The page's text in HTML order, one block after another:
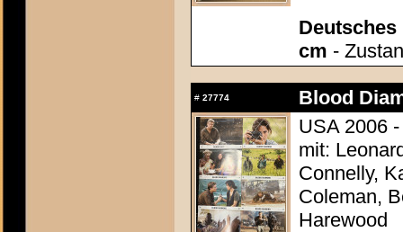
Deutsches
cm -
# 27774
Blood
USA 2006
mit:
Connelly,
Coleman,
Harewood